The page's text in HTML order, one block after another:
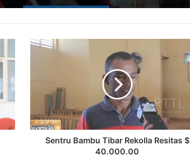
Sentru Bambu Tibar Rekolla Resitas $
40.000.00